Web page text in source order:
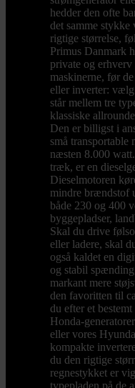
hedder den ofte
det samme
rigtige størrelse,
Primus Danmark
private og
maskinerne, før
eller inverter:
står mellem tre
klassiske
Den er billigst i
små transportable
næsten 8.000
træk, er en
Dieselmotoren
mindre brændstof
både 230 og 400
byggepladser,
Skal du drive
eller ladere, skal
også kaldet en
og stabil
markant mere
den favoritten til
du efter et
Honda-
eller vores
kompakte
du den rigtige
regnestykket er